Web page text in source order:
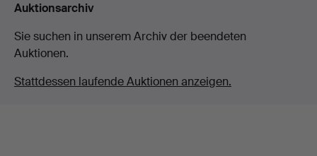
Auktionsarchiv
Sie suchen in unserem Archiv der beendeten
Auktionen.
Stattdessen laufende Auktionen anzeigen.